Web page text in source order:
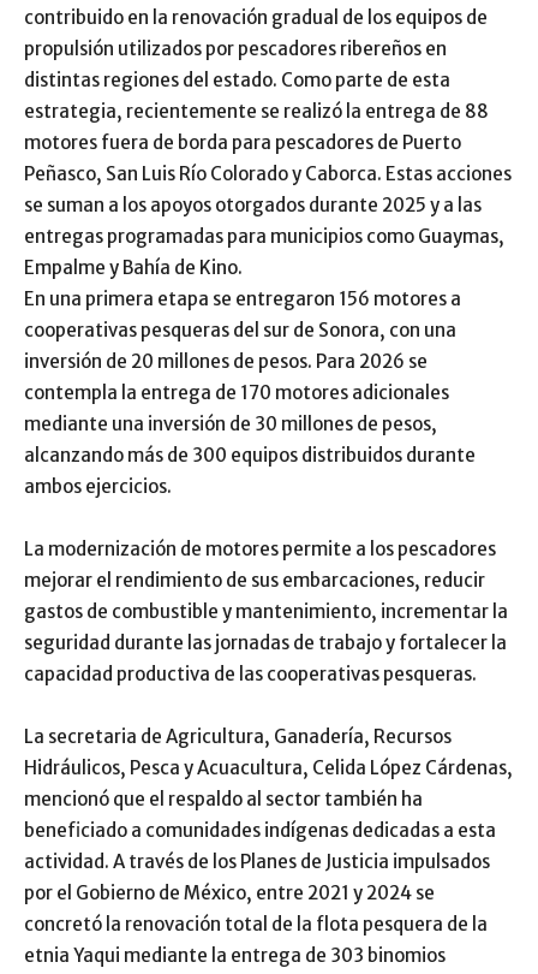
contribuido en la renovación gradual de los equipos de
propulsión utilizados por pescadores ribereños en
distintas regiones del estado. Como parte de esta
estrategia, recientemente se realizó la entrega de 88
motores fuera de borda para pescadores de Puerto
Peñasco, San Luis Río Colorado y Caborca. Estas acciones
se suman a los apoyos otorgados durante 2025 y a las
entregas programadas para municipios como Guaymas,
Empalme y Bahía de Kino.
En una primera etapa se entregaron 156 motores a
cooperativas pesqueras del sur de Sonora, con una
inversión de 20 millones de pesos. Para 2026 se
contempla la entrega de 170 motores adicionales
mediante una inversión de 30 millones de pesos,
alcanzando más de 300 equipos distribuidos durante
ambos ejercicios.
La modernización de motores permite a los pescadores
mejorar el rendimiento de sus embarcaciones, reducir
gastos de combustible y mantenimiento, incrementar la
seguridad durante las jornadas de trabajo y fortalecer la
capacidad productiva de las cooperativas pesqueras.
La secretaria de Agricultura, Ganadería, Recursos
Hidráulicos, Pesca y Acuacultura, Celida López Cárdenas,
mencionó que el respaldo al sector también ha
beneficiado a comunidades indígenas dedicadas a esta
actividad. A través de los Planes de Justicia impulsados
por el Gobierno de México, entre 2021 y 2024 se
concretó la renovación total de la flota pesquera de la
etnia Yaqui mediante la entrega de 303 binomios